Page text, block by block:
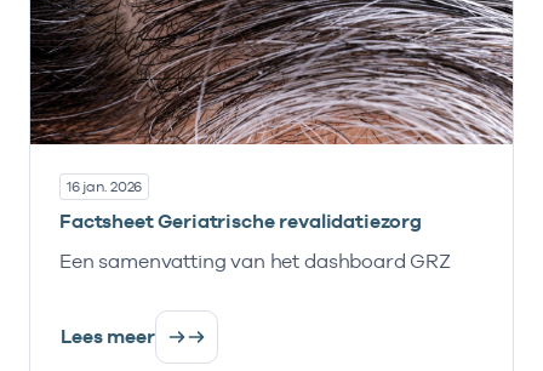
16 jan. 2026
Factsheet Geriatrische revalidatiezorg
Een samenvatting van het dashboard GRZ
Lees meer